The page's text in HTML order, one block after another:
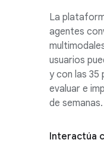
La
agentes
usuarios
y con las 35
evaluar e
de semanas.
Interactúa